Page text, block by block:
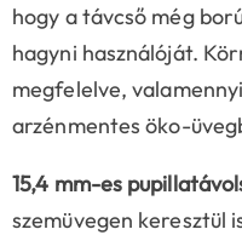
hogy a távcső még
hagyni használóját.
megfelelve,
arzénmentes öko-
15,4 mm-es
szemüvegen keresztül